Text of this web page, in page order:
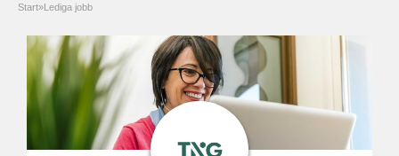
Start»Lediga jobb